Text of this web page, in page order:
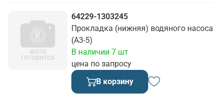
64229-1303245
Прокладка (нижняя) водяного насоса
(А3-5)
цена по запросу
В наличии 7 шт
В корзину